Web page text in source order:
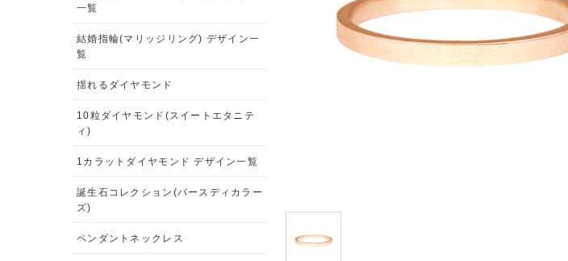
一覧
結婚指輪(マリッジリング) デザイン一
覧
揺れるダイヤモンド
10粒ダイヤモンド(スイートエタニテ
ィ)
1カラットダイヤモンド デザイン一覧
誕生石コレクション(バースディカラー
ズ)
ペンダントネックレス